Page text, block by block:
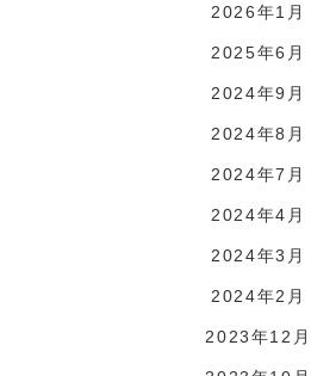
2026年1月
2025年6月
2024年9月
2024年8月
2024年7月
2024年4月
2024年3月
2024年2月
2023年12月